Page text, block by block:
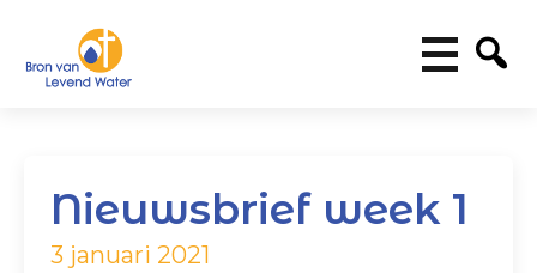
Nieuwsbrief week 1
3 januari 2021